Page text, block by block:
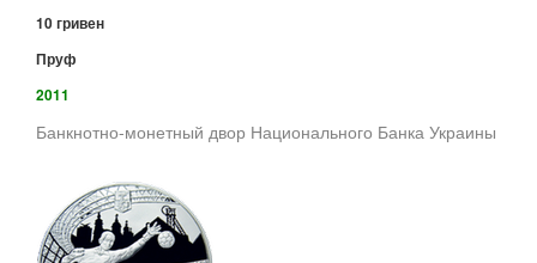
10 гривен
Пруф
2011
Банкнотно-монетный двор Национального Банка Украины